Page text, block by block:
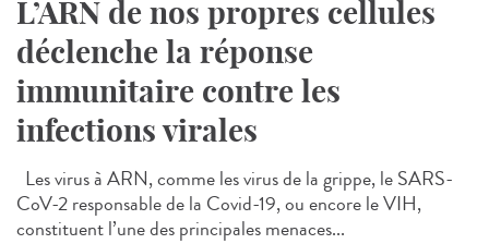
L’ARN de nos propres cellules
déclenche la réponse
immunitaire contre les
infections virales
Les virus à ARN, comme les virus de la grippe, le SARS-
CoV-2 responsable de la Covid-19, ou encore le VIH,
constituent l’une des principales menaces...